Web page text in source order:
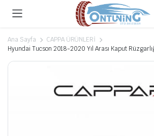
Ana Sayfa
CAPPA ÜRÜNLERİ
Hyundai Tucson 2018-2020 Yıl Arası Kaput